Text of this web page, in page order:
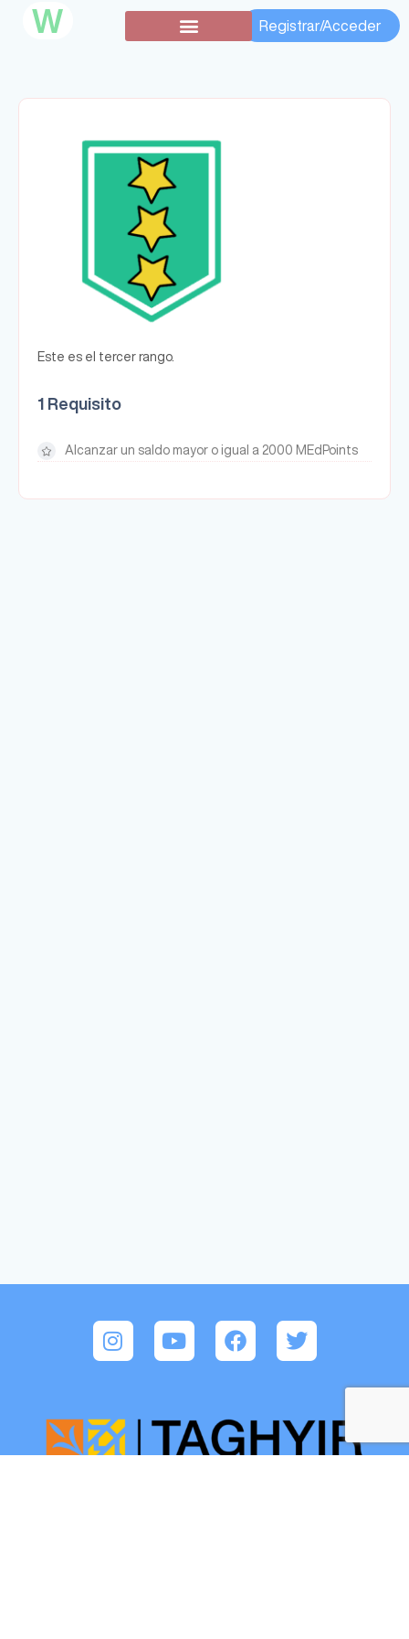
W Registrar/Acceder
Este es el tercer rango.
1 Requisito
Alcanzar un saldo mayor o igual a 2000 MEdPoints